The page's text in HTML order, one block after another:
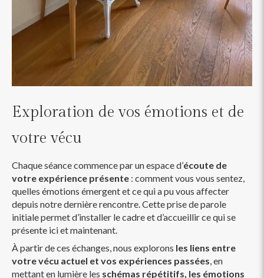
Exploration de vos émotions et de
votre vécu
Chaque séance commence par un espace d’écoute de
votre expérience présente : comment vous vous sentez,
quelles émotions émergent et ce qui a pu vous affecter
depuis notre dernière rencontre. Cette prise de parole
initiale permet d’installer le cadre et d’accueillir ce qui se
présente ici et maintenant.
À partir de ces échanges, nous explorons les liens entre
votre vécu actuel et vos expériences passées, en
mettant en lumière les schémas répétitifs, les émotions